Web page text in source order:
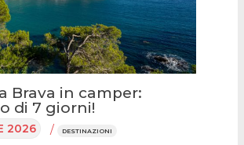
Brava in camper:
di 7 giorni!
2026 / DESTINAZIONI